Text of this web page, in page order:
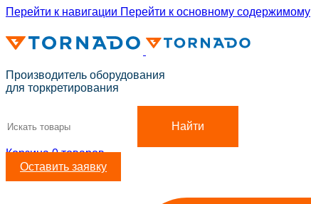
Перейти к навигации Перейти к основному содержимому
Производитель оборудования
для торкретирования
Найти
Корзина0товаров
Оставить заявку